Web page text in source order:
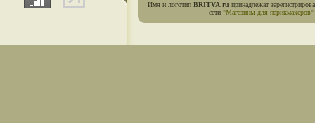
Имя и логотип BRITVA.ru принадлежат
сети "Магазины для парикмахеров"